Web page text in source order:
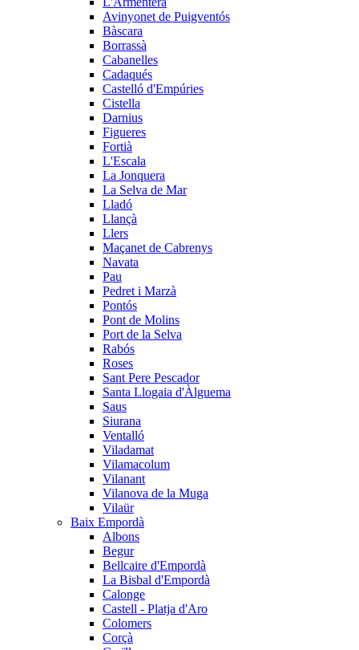
Avinyonet de Puigventós
Bàscara
Borrassà
Cabanelles
Cadaqués
Castelló d'Empúries
Cistella
Darnius
Figueres
Fortià
L'Escala
La Jonquera
La Selva de Mar
Lladó
Llançà
Llers
Maçanet de Cabrenys
Navata
Pau
Pedret i Marzà
Pontós
Pont de Molins
Port de la Selva
Rabós
Roses
Sant Pere Pescador
Santa Llogaia d'Àlguema
Saus
Siurana
Ventalló
Viladamat
Vilamacolum
Vilanant
Vilanova de la Muga
Vilaür
Baix Empordà
Albons
Begur
Bellcaire d'Empordà
La Bisbal d'Empordà
Calonge
Castell - Platja d'Aro
Colomers
Corçà